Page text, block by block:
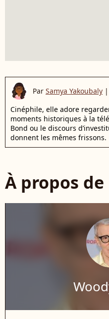
Par Samya Yakoubaly |
Cinéphile, elle adore
moments historiques à la
Bond ou le discours
donnent les mêmes frissons.
À propos de